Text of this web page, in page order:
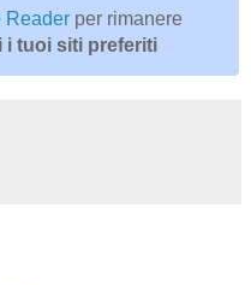
Readerper rimanere
i tuoi siti preferiti